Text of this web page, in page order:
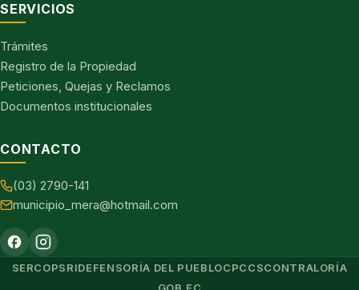
SERVICIOS
Trámites
Registro de la Propiedad
Peticiones, Quejas y Reclamos
Documentos institucionales
CONTACTO
(03) 2790-141
municipio_mera@hotmail.com
SERCOPSRIDEFENSORÍA DEL PUEBLOCPCCSCONTRALORÍA